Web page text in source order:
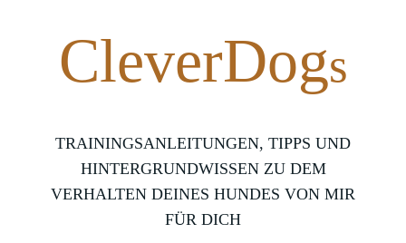
CleverDogs
TRAININGSANLEITUNGEN, TIPPS UND
HINTERGRUNDWISSEN ZU DEM
VERHALTEN DEINES HUNDES VON MIR
FÜR DICH